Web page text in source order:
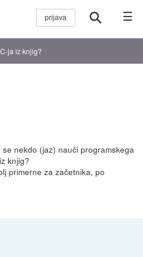
☰
ja iz knjig?
nekdo (jaz) nauči programskega
knjig?
primerne za začetnika, po